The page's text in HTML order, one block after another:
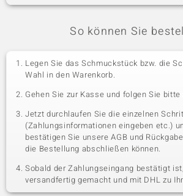
So können Sie
Legen Sie das Schmuckstück bzw. die
Wahl in den Warenkorb.
Gehen Sie zur Kasse und folgen Sie
Jetzt durchlaufen Sie die einzelnen
(Zahlungsinformationen eingeben etc.)
bestätigen Sie unsere AGB und
die Bestellung abschließen können.
Sobald der Zahlungseingang bestätigt
versandfertig gemacht und mit DHL zu